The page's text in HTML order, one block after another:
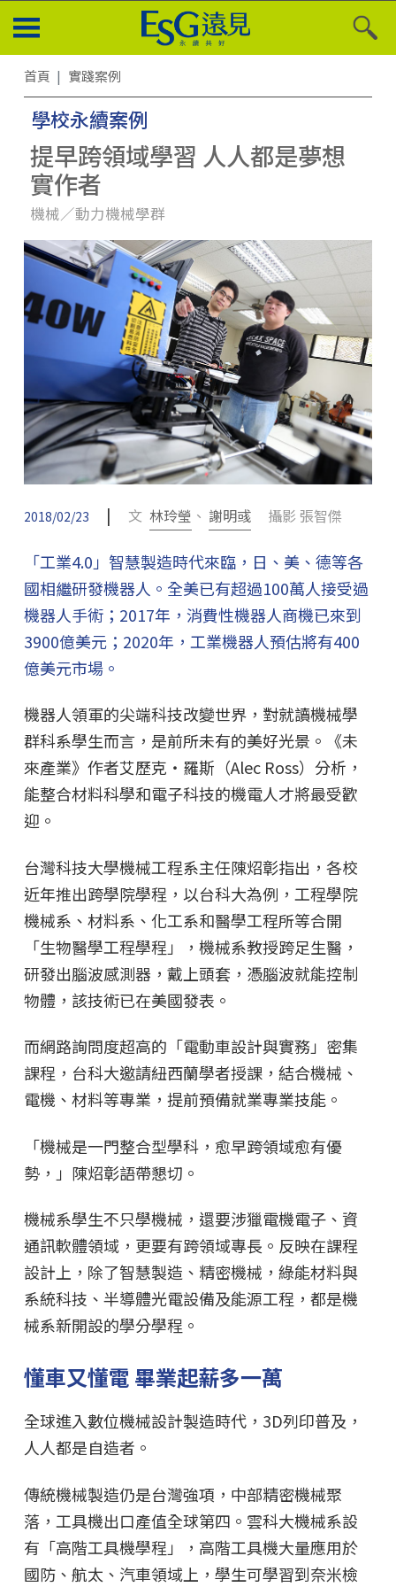
首頁 實踐案例
學校永續案例
提早跨領域學習 人人都是夢想
實作者
機械／動力機械學群
2018/02/23 | 文 林玲瑩 、 謝明彧 攝影 張智傑
「工業4.0」智慧製造時代來臨，日、美、德等各
國相繼研發機器人。全美已有超過100萬人接受過
機器人手術；2017年，消費性機器人商機已來到
3900億美元；2020年，工業機器人預估將有400
億美元市場。
機器人領軍的尖端科技改變世界，對就讀機械學
群科系學生而言，是前所未有的美好光景。《未
來產業》作者艾歷克‧羅斯（Alec Ross）分析，
能整合材料科學和電子科技的機電人才將最受歡
迎。
台灣科技大學機械工程系主任陳炤彰指出，各校
近年推出跨學院學程，以台科大為例，工程學院
機械系、材料系、化工系和醫學工程所等合開
「生物醫學工程學程」，機械系教授跨足生醫，
研發出腦波感測器，戴上頭套，憑腦波就能控制
物體，該技術已在美國發表。
而網路詢問度超高的「電動車設計與實務」密集
課程，台科大邀請紐西蘭學者授課，結合機械、
電機、材料等專業，提前預備就業專業技能。
「機械是一門整合型學科，愈早跨領域愈有優
勢，」陳炤彰語帶懇切。
機械系學生不只學機械，還要涉獵電機電子、資
通訊軟體領域，更要有跨領域專長。反映在課程
設計上，除了智慧製造、精密機械，綠能材料與
系統科技、半導體光電設備及能源工程，都是機
械系新開設的學分學程。
懂車又懂電 畢業起薪多一萬
全球進入數位機械設計製造時代，3D列印普及，
人人都是自造者。
傳統機械製造仍是台灣強項，中部精密機械聚
落，工具機出口產值全球第四。雲科大機械系設
有「高階工具機學程」，高階工具機大量應用於
國防、航太、汽車領域上，學生可學習到奈米檢